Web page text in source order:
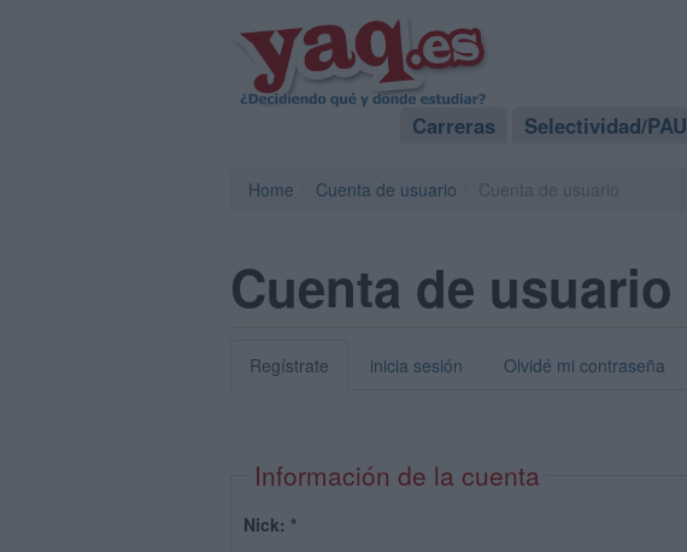
Carreras Selectividad/PAU
Home Cuenta de usuario
Cuenta de usuario
Regístrate inicia sesión Olvidé mi contraseña
Información de la cuenta
Nick: *